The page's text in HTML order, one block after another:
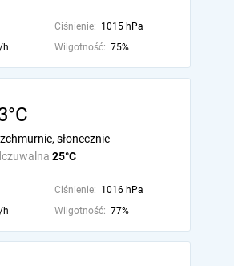
Ciśnienie: 1015 hPa
h Wilgotność: 75%
25°C
słonecznie
Ciśnienie: 1016 hPa
h Wilgotność: 77%